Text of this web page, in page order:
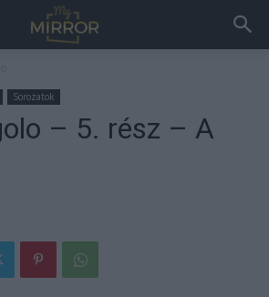
Sorozatok
– 5. rész – A